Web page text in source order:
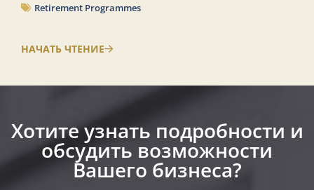
Retirement Programmes
НАЧАТЬ ЧТЕНИЕ
Хотите узнать подробности и
обсудить возможности
Вашего бизнеса?​